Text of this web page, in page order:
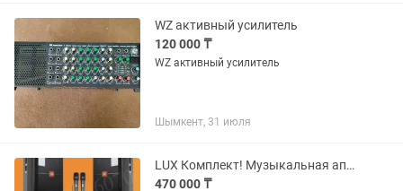
WZ активный усилитель
120 000 ₸
WZ активный усилитель
Шымкент, 31 июля
LUX Комплект! Музыкальная аппаратура!
470 000 ₸